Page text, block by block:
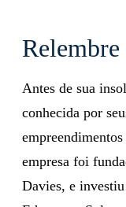
Relembre
Antes de sua
conhecida por
empresa foi
Davies, e